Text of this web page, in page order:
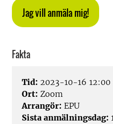
Jag vill anmäla mig!
Fakta
Tid: 2023-10-16 12:00
Ort: Zoom
Arrangör: EPU
Sista anmälningsdag: